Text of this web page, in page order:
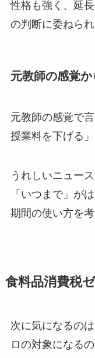
性格も強く、延
の判断に委ねられ
元教師の感覚
元教師の感覚で
授業料を下げる
うれしいニュー
「いつまで」が
期間の使い方を
食料品消費税
次に気になるの
ロの対象になる